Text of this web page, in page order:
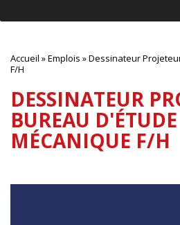
Accueil »Emplois »Dessinateur
F/H
DESSINATEUR
BUREAU D'ÉTUDE
MÉCANIQUE F/H